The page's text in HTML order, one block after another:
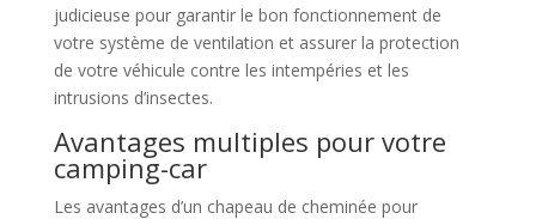
judicieuse pour garantir le bon fonctionnement de
votre système de ventilation et assurer la protection
de votre véhicule contre les intempéries et les
intrusions d’insectes.
Avantages multiples pour votre
camping-car
Les avantages d’un chapeau de cheminée pour